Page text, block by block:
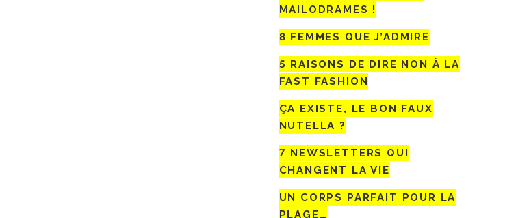
MAILODRAMES !
8 FEMMES QUE J’ADMIRE
5 RAISONS DE DIRE NON À LA
FAST FASHION
ÇA EXISTE, LE BON FAUX
NUTELLA ?
7 NEWSLETTERS QUI
CHANGENT LA VIE
UN CORPS PARFAIT POUR LA
PLAGE…